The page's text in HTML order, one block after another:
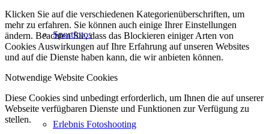
Sportfotos
Erlebnis Fotoshooting
Klicken Sie auf die verschiedenen Kategorienüberschriften, um
mehr zu erfahren. Sie können auch einige Ihrer Einstellungen
ändern. Beachten Sie, dass das Blockieren einiger Arten von
Cookies Auswirkungen auf Ihre Erfahrung auf unseren Websites
und auf die Dienste haben kann, die wir anbieten können.
Notwendige Website Cookies
Diese Cookies sind unbedingt erforderlich, um Ihnen die auf unserer
Webseite verfügbaren Dienste und Funktionen zur Verfügung zu
stellen.